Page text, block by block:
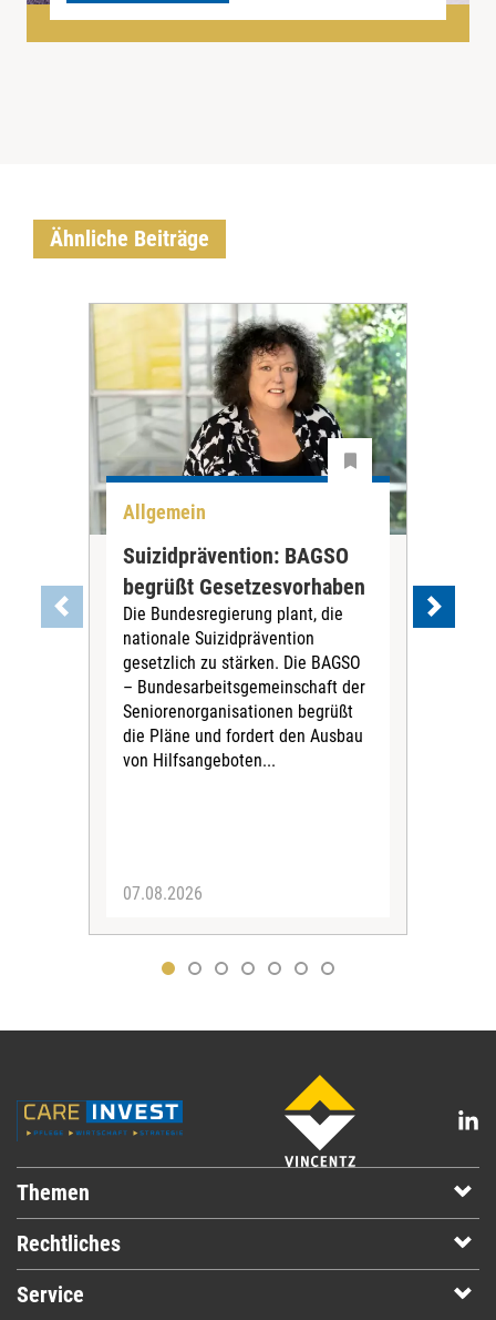
Ähnliche Beiträge
Allgemein
Suizidprävention: BAGSO
begrüßt Gesetzesvorhaben
Die Bundesregierung plant, die
nationale Suizidprävention
gesetzlich zu stärken. Die BAGSO
– Bundesarbeitsgemeinschaft der
Seniorenorganisationen begrüßt
die Pläne und fordert den Ausbau
von Hilfsangeboten...
07.08.2026
Themen
Rechtliches
Service